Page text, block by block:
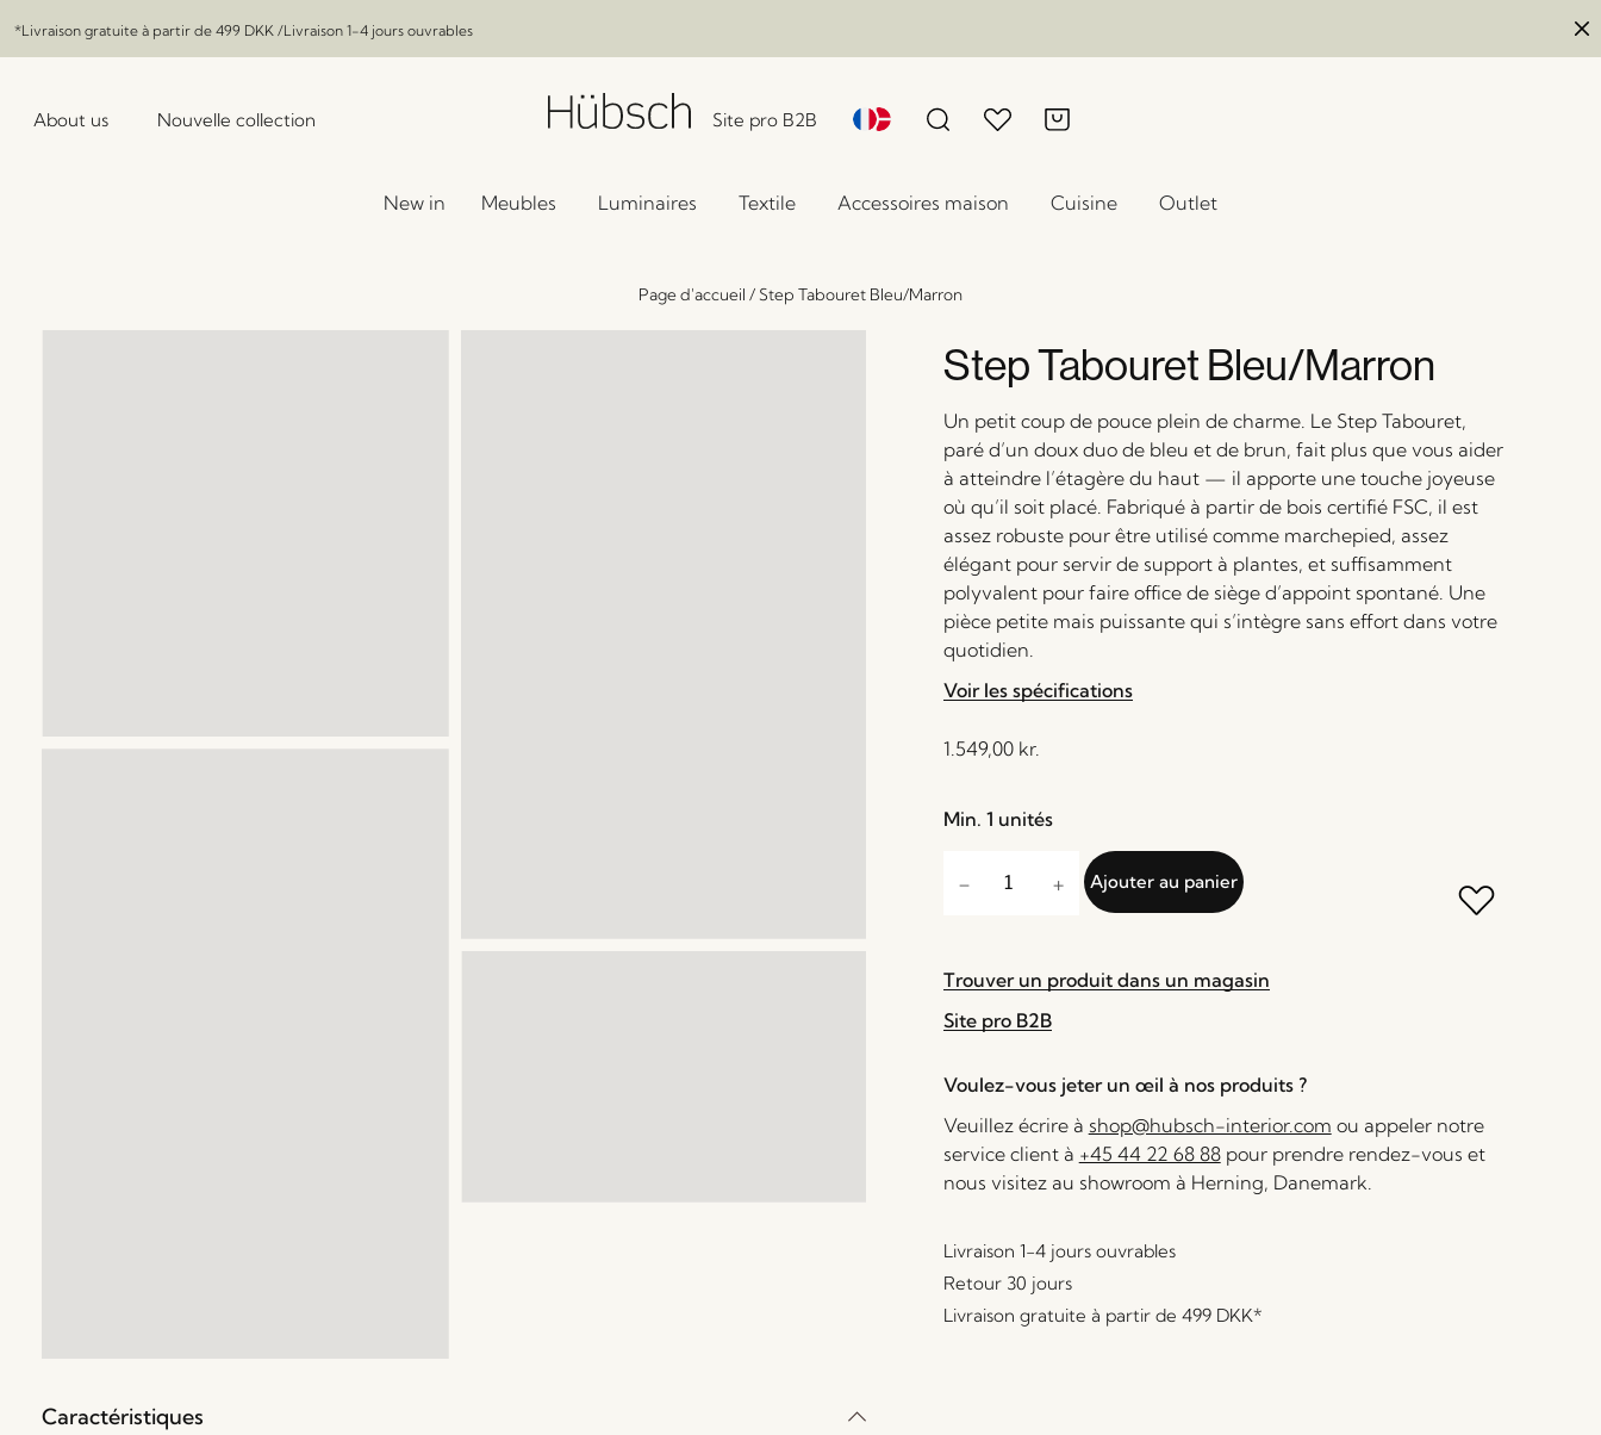
*Livraison gratuite à partir de 499 DKK /Livraison 1-4 jours ouvrables
About us Nouvelle collection Site pro B2B
New in Meubles Luminaires Textile Accessoires maison Cuisine Outlet
Page d'accueil / Step Tabouret Bleu/Marron
Caractéristiques
Step Tabouret Bleu/Marron
Un petit coup de pouce plein de charme. Le Step Tabouret,
paré d’un doux duo de bleu et de brun, fait plus que vous aider
à atteindre l’étagère du haut — il apporte une touche joyeuse
où qu’il soit placé. Fabriqué à partir de bois certifié FSC, il est
assez robuste pour être utilisé comme marchepied, assez
élégant pour servir de support à plantes, et suffisamment
polyvalent pour faire office de siège d’appoint spontané. Une
pièce petite mais puissante qui s’intègre sans effort dans votre
quotidien.
Voir les spécifications
1.549,00 kr.
Min. 1 unités
Ajouter au panier
Trouver un produit dans un magasin
Site pro B2B
Voulez-vous jeter un œil à nos produits ?
Veuillez écrire à shop@hubsch-interior.com ou appeler notre
service client à +45 44 22 68 88pour prendre rendez-vous et
nous visitez au showroom à Herning, Danemark.
Livraison 1-4 jours ouvrables
Retour 30 jours
Livraison gratuite à partir de 499 DKK*